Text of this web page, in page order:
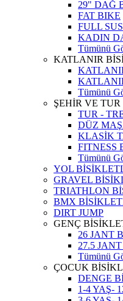
29" DAĞ
FAT BIKE
FULL
KADIN
Tümünü
KATLANIR
Tümünü
ŞEHİR VE
TUR -
DÜZ
KLASİK
FITNESS
Tümünü
YOL
GRAVEL
TRIATHLON
BMX
DIRT JUMP
GENÇ
26 JANT
27.5
Tümünü
ÇOCUK
DENGE
1-4 YAŞ-